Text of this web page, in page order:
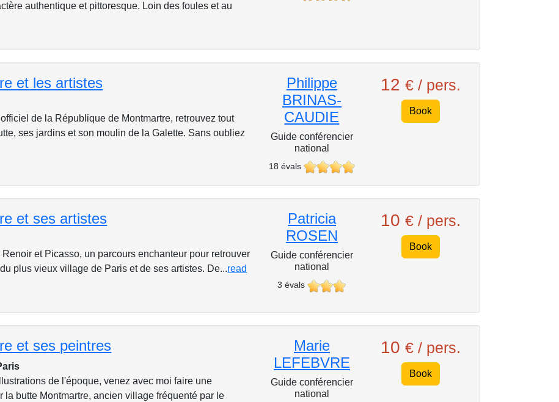
authentique et pittoresque. Loin des foules et au
et les artistes
de la République de Montmartre, retrouvez tout
ses jardins et son moulin de la Galette. Sans oubliez
Philippe
BRINAS-
CAUDIE
Guide conférencier
national
18 évals
12€ / pers.
Book
et ses artistes
et Picasso, un parcours enchanteur pour retrouver
plus vieux village de Paris et de ses artistes. De...read
Patricia
ROSEN
Guide conférencier
national
3 évals
10€ / pers.
Book
et ses peintres
de l'époque, venez avec moi faire une
la butte Montmartre, ancien village fréquenté par le
Marie
LEFEBVRE
Guide conférencier
national
10€ / pers.
Book